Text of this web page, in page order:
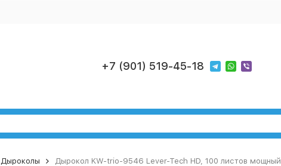
+7 (901) 519-45-18
Дыроколы Дырокол KW-trio-9546 Lever-Tech HD, 100 листов мощный